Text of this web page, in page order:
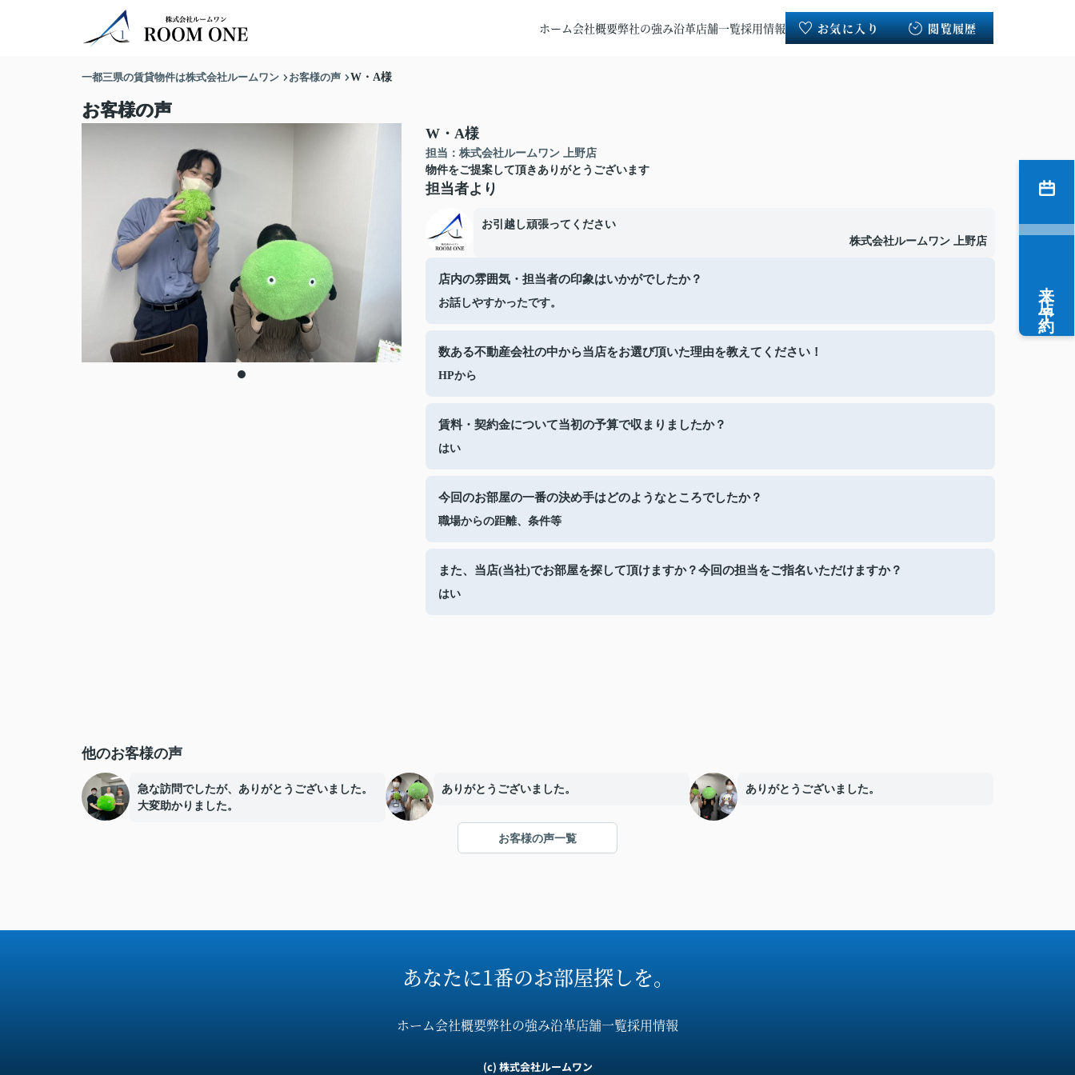
ホーム会社概要弊社の強み沿革店舗一覧採用情報 お気に入り 閲覧履歴
一都三県の賃貸物件は株式会社ルームワン お客様の声 W・A様
お客様の声
W・A様
担当：株式会社ルームワン 上野店
物件をご提案して頂きありがとうございます
担当者より
お引越し頑張ってください
株式会社ルームワン 上野店
店内の雰囲気・担当者の印象はいかがでしたか？
お話しやすかったです。
数ある不動産会社の中から当店をお選び頂いた理由を教えてください！
HPから
賃料・契約金について当初の予算で収まりましたか？
はい
今回のお部屋の一番の決め手はどのようなところでしたか？
職場からの距離、条件等
また、当店(当社)でお部屋を探して頂けますか？今回の担当をご指名いただけますか？
はい
他のお客様の声
急な訪問でしたが、ありがとうございました。
大変助かりました。
ありがとうございました。 ありがとうございました。
お客様の声一覧
来店予約
あなたに1番のお部屋探しを。
ホーム会社概要弊社の強み沿革店舗一覧採用情報
(c) 株式会社ルームワン